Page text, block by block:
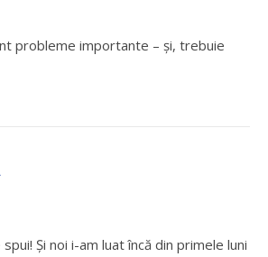
probleme importante – și, trebuie
Și noi i-am luat încă din primele luni